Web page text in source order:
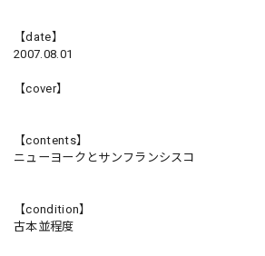
【date】
2007.08.01
【cover】
【contents】
ニューヨークとサンフランシスコ
【condition】
古本並程度